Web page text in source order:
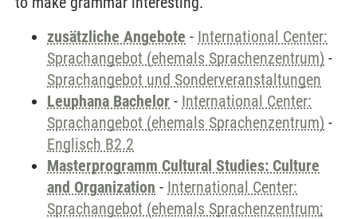
zusätzliche Angebote - International Center:
Sprachangebot (ehemals Sprachenzentrum) -
Sprachangebot und Sonderveranstaltungen
Leuphana Bachelor - International Center:
Sprachangebot (ehemals Sprachenzentrum) -
Englisch B2.2
Masterprogramm Cultural Studies: Culture
and Organization - International Center:
Sprachangebot (ehemals Sprachenzentrum;